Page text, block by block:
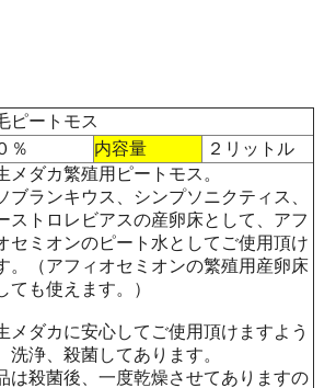
ピートモス
％ 内容量 ２リットル
メダカ繁殖用ピートモス。
ブランキウス、シンプソニクティス、
ストロレビアスの産卵床として、アフ
セミオンのピート水としてご使用頂け
。（アフィオセミオンの繁殖用産卵床
ても使えます。）
メダカに安心してご使用頂けますよう
洗浄、殺菌してあります。
は殺菌後、一度乾燥させてありますの